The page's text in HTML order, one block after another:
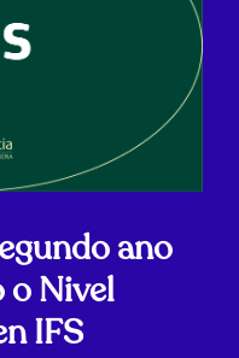
ano
o Nivel
IFS